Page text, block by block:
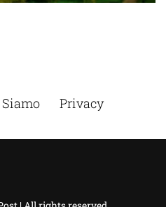
Privacy